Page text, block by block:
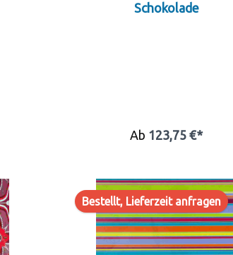
Schokolade
Ab 123,75 €*
Bestellt, Lieferzeit anfragen